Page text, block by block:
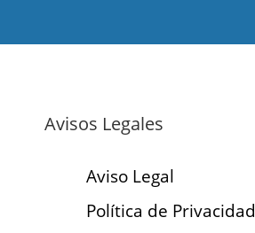
Avisos Legales
Aviso Legal
Política de Privacidad